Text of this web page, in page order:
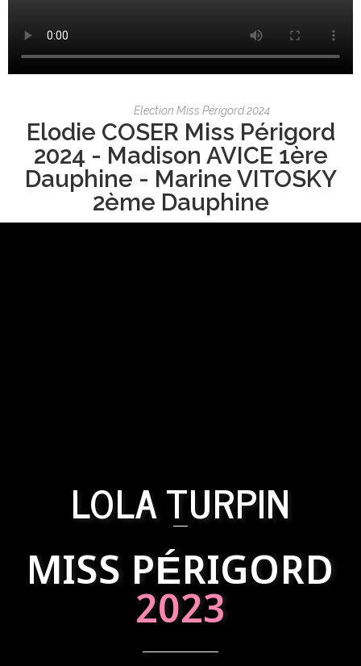
Election Miss Périgord 2024
Elodie COSER Miss Périgord
2024 - Madison AVICE 1ère
Dauphine - Marine VITOSKY
2ème Dauphine
LOLA TURPIN
MISS PÉRIGORD
2023